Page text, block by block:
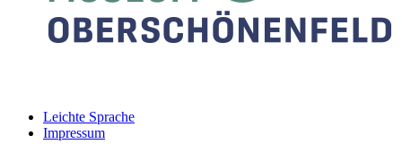
Leichte Sprache
Impressum